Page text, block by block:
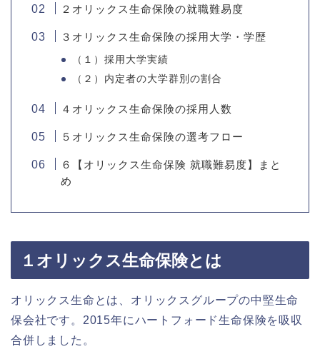
２オリックス生命保険の就職難易度
３オリックス生命保険の採用大学・学歴
（１）採用大学実績
（２）内定者の大学群別の割合
４オリックス生命保険の採用人数
５オリックス生命保険の選考フロー
６【オリックス生命保険 就職難易度】まと
め
１オリックス生命保険とは
オリックス生命とは、オリックスグループの中堅生命
保会社です。2015年にハートフォード生命保険を吸収
合併しました。